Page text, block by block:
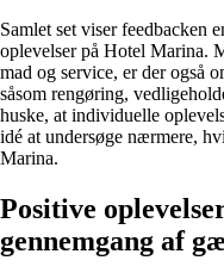
Samlet set viser feedbacken
oplevelser på Hotel Marina.
mad og service, er der også
såsom rengøring,
huske, at individuelle
idé at undersøge nærmere,
Marina.
Positive
gennemgang af